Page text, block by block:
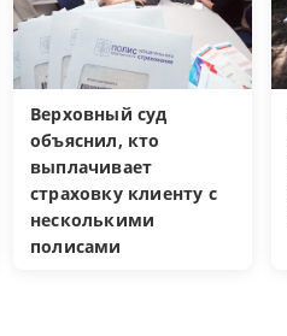
Верховный суд
объяснил, кто
выплачивает
страховку клиенту с
несколькими
полисами